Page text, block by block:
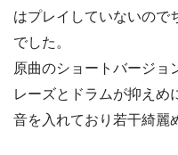
はプレイしていないので
でした。
原曲のショートバージョ
レーズとドラムが抑えめ
音を入れており若干綺麗